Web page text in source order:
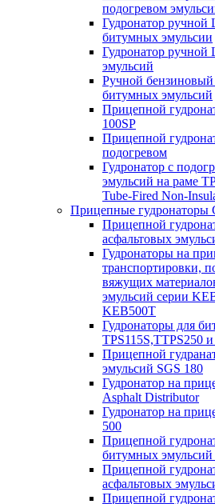
подогревом
Гудронатор ручной
битумных эмульсии
Гудронатор ручной
эмульсий
Ручной бензиновый
битумных эмульсий
Прицепной
100SP
Прицепной
подогревом
Гудронатор с
эмульсий на раме
Tube-Fired Non-
Прицепные
Прицепной
асфальтовых
Гудронаторы на
транспортировки,
вяжущих
эмульсий серии
KEB500T
Гудронаторы для
TPS115S,TTPS250
Прицепной
эмульсий SGS 180
Гудронатор на
Asphalt Distributor
Гудронатор на
500
Прицепной
битумных эмульсий
Прицепной
асфальтовых
Прицепной